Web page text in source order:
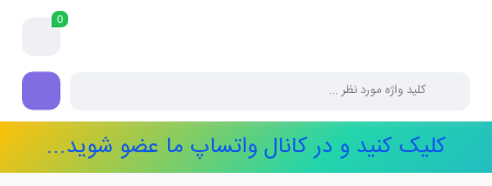
0
کلیک کنید و در کانال واتساپ ما عضو شوید...